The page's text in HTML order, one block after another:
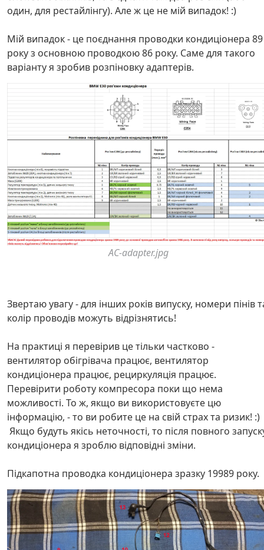
один, для рестайлінгу). Але ж це не мій випадок! :)
Мій випадок - це поєднання проводки кондиціонера 89
року з основною проводкою 86 року. Саме для такого
варіанту я зробив розпіновку адаптерів.
AC-adapter.jpg
Звертаю увагу - для інших років випуску, номери пінів
колір проводів можуть відрізнятись!
На практиці я перевірив це тільки частково -
вентилятор обігрівача працює, вентилятор
кондиціонера працює, рециркуляція працює.
Перевірити роботу компресора поки що нема
можливості. То ж, якщо ви використовуєте цю
інформацію, - то ви робите це на свій страх та ризик! :)
Якщо будуть якісь неточності, то після повного
кондиціонера я зроблю відповідні зміни.
Підкапотна проводка кондиціонера зразку 19989 року.